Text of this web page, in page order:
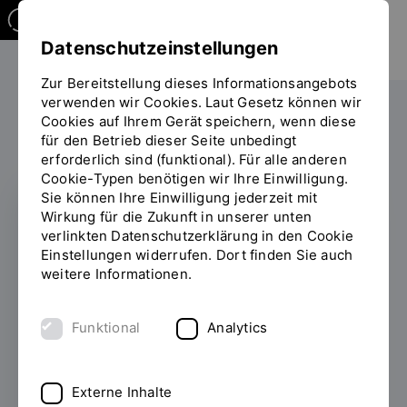
Sie
befinden
sich
auf
der
Seite
"Detailansicht"
Die OTH
Einrichtungen
Zentrum für interdisziplinäre Lehre (ZiL)
OTHorizont
ARBEITSPAKETE 3 UND 6
OTHorizont beim
Treffen der
Didaktikmentorinnen
und -mentoren am
Datenschutzeinstellungen
Zur Bereitstellung dieses Informationsangebots
verwenden wir Cookies. Laut Gesetz können wir
Cookies auf Ihrem Gerät speichern, wenn diese
für den Betrieb dieser Seite unbedingt
erforderlich sind (funktional). Für alle anderen
Cookie-Typen benötigen wir Ihre Einwilligung.
Sie können Ihre Einwilligung jederzeit mit
Wirkung für die Zukunft in unserer unten
verlinkten Datenschutzerklärung in den Cookie
Einstellungen widerrufen. Dort finden Sie auch
weitere Informationen.
Funktional Analytics
Externe Inhalte